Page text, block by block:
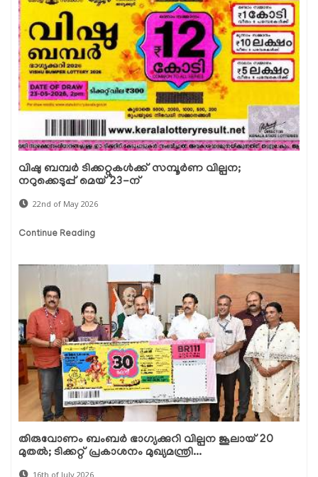
വിഷു ബമ്പർ ടിക്കറ്റുകൾക്ക് സമ്പൂർണ വില്പന;
നറുക്കെടുപ്പ് മെയ് 23-ന്
22nd of May 2026
Continue Reading
തിരുവോണം ബംബർ ഭാഗ്യക്കുറി വില്പന ജൂലായ് 20
മുതൽ; ടിക്കറ്റ് പ്രകാശനം മുഖ്യമന്ത്രി...
16th of July 2026